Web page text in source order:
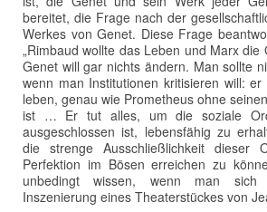
bereitet, die Frage nach der
Werkes von Genet. Diese Frage
„Rimbaud wollte das Leben und Marx die
Genet will gar nichts ändern. Man sollte
wenn man Institutionen kritisieren will:
leben, genau wie Prometheus ohne
ist … Er tut alles, um die soziale
ausgeschlossen ist, lebensfähig zu
die strenge Ausschließlichkeit dieser
Perfektion im Bösen erreichen zu
unbedingt wissen, wenn man
Inszenierung eines Theaterstückes von